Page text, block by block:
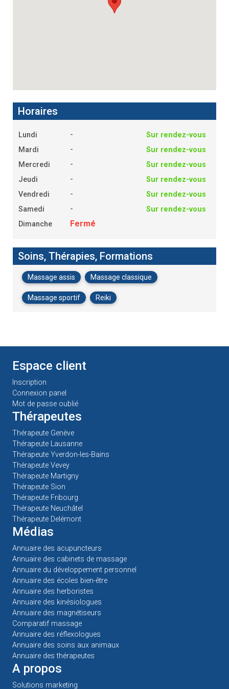
Horaires
Lundi -
Sur rendez-vous
Mardi
-
Sur rendez-vous
Mercredi
-
Sur rendez-vous
Jeudi
-
Sur rendez-vous
Vendredi
-
Sur rendez-vous
Samedi
-
Sur rendez-vous
Dimanche
Fermé
Soins, Thérapies, Formations
Massage assis Massage classique
Massage sportif Reiki
Espace client
Inscription
Connexion panel
Mot de passe oublié
Thérapeutes
Thérapeute Genève
Thérapeute Lausanne
Thérapeute Yverdon-les-Bains
Thérapeute Vevey
Thérapeute Martigny
Thérapeute Sion
Thérapeute Fribourg
Thérapeute Neuchâtel
Thérapeute Delémont
Médias
Annuaire des acupuncteurs
Annuaire des cabinets de massage
Annuaire du développement personnel
Annuaire des écoles bien-être
Annuaire des herboristes
Annuaire des kinésiologues
Annuaire des magnétiseurs
Comparatif massage
Annuaire des réflexologues
Annuaire des soins aux animaux
Annuaire des thérapeutes
A propos
Solutions marketing